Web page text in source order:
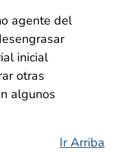
agente del
inicial
otras
algunos
Ir Arriba